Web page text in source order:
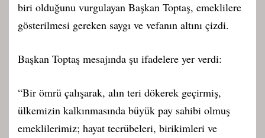
biri olduğunu vurgulayan Başkan Toptaş, emeklilere
gösterilmesi gereken saygı ve vefanın altını çizdi.
Başkan Toptaş mesajında şu ifadelere yer verdi:
“Bir ömrü çalışarak, alın teri dökerek geçirmiş,
ülkemizin kalkınmasında büyük pay sahibi olmuş
emeklilerimiz; hayat tecrübeleri, birikimleri ve